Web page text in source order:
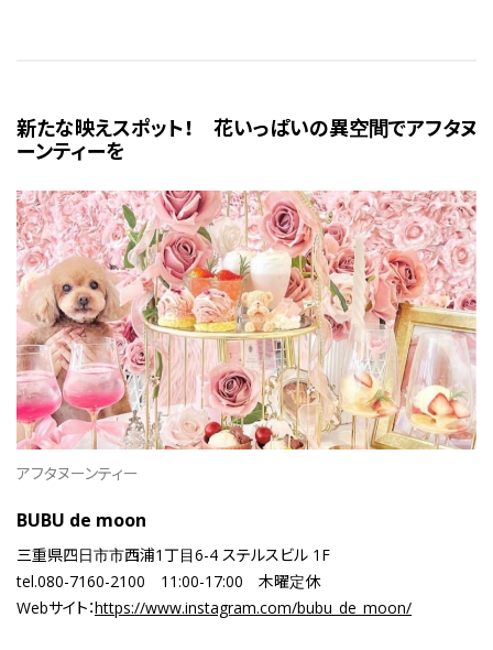
新たな映えスポット！ 花いっぱいの異空間でアフタヌ
ーンティーを
アフタヌーンティー
BUBU de moon
三重県四日市市西浦1丁目6-4 ステルスビル 1F
tel.080-7160-2100
11:00-17:00
木曜定休
Webサイト：https://www.instagram.com/bubu_de_moon/